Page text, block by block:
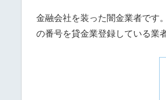
金融会社を装った闇金業者です
の番号を貸金業登録している業